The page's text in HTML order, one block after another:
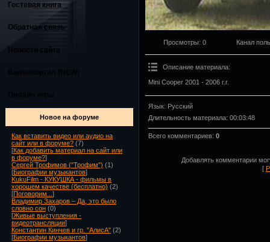
Гостевая книга
Обратная связь
Новости сайта
Новое на форуме
Как вставить видео или аудио на
сайт или в форуме? (7)
[Как добавить материал на сайт или
в форуме?]
Сергей Трофимов ("Трофим") (1)
[Биографии музыкантов]
KukuFilm - КУКУШКА - фильмы в
хорошем качестве (бесплатно) (2)
[Поговорим... ]
Владимир Захаров – Да, это было
словно сон (0)
[Живые выступления -
видеотрансляции]
Константин Кинчев и гр. "АлисА" (2)
[Биографии музыкантов]
Просмотры: 0 Канал
Описание материала:
Mini Cooper 2001 - 2006 г.г.
Язык: Русский
Длительность материала: 00:03:48
Всего комментариев: 0
Добавлять комментарии
[